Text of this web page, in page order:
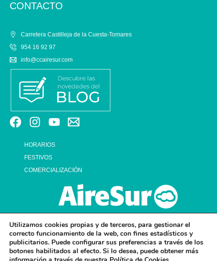
CONTACTO
Carretera Castilleja de la Cuesta-Tomares
954 16 92 97
info@ccairesur.com
HORARIOS
FESTIVOS
COMERCIALIZACIÓN
Utilizamos cookies propias y de terceros, para gestionar el
correcto funcionamiento de la web, con fines estadísticos y
publicitarios. Puede configurar sus preferencias a través de los
botones habilitados al efecto. Si lo desea, puede obtener más